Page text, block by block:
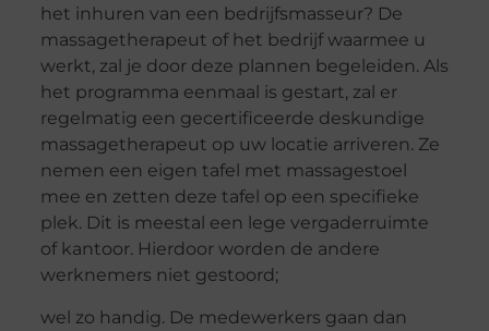
het inhuren van een bedrijfsmasseur? De
massagetherapeut of het bedrijf waarmee u
werkt, zal je door deze plannen begeleiden. Als
het programma eenmaal is gestart, zal er
regelmatig een gecertificeerde deskundige
massagetherapeut op uw locatie arriveren. Ze
nemen een eigen tafel met massagestoel
mee en zetten deze tafel op een specifieke
plek. Dit is meestal een lege vergaderruimte
of kantoor. Hierdoor worden de andere
werknemers niet gestoord ;
wel zo handig. De medewerkers gaan dan